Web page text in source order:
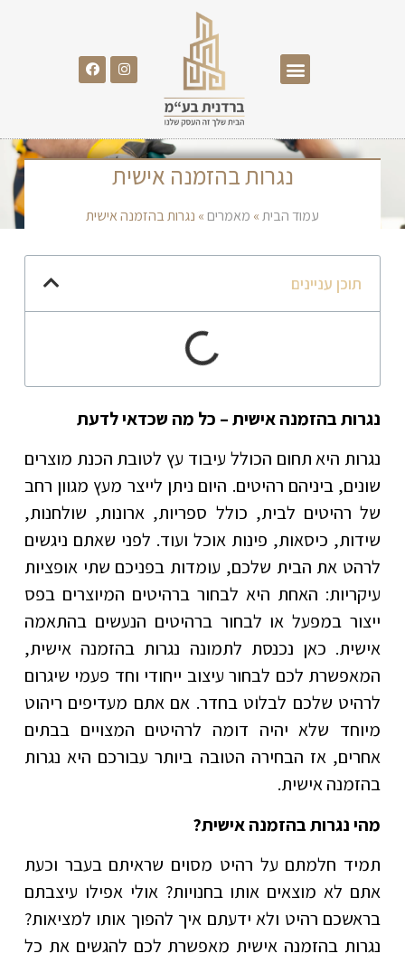
נגרות בהזמנה אישית
עמוד הבית» מאמרים » נגרות בהזמנה אישית
תוכן עניינים
נגרות בהזמנה אישית – כל מה שכדאי לדעת
נגרות היא תחום הכולל עיבוד עץ לטובת הכנת מוצרים
שונים, ביניהם רהיטים. היום ניתן לייצר מעץ מגוון רחב
של רהיטים לבית, כולל ספריות, ארונות, שולחנות,
שידות, כיסאות, פינות אוכל ועוד. לפני שאתם ניגשים
לרהט את הבית שלכם, עומדות בפניכם שתי אופציות
עיקריות: האחת היא לבחור ברהיטים המיוצרים בפס
ייצור במפעל או לבחור ברהיטים הנעשים בהתאמה
אישית. כאן נכנסת לתמונה נגרות בהזמנה אישית,
המאפשרת לכם לבחור עיצוב ייחודי וחד פעמי שיגרום
לרהיט שלכם לבלוט בחדר. אם אתם מעדיפים ריהוט
מיוחד שלא יהיה דומה לרהיטים המצויים בבתים
אחרים, אז הבחירה הטובה ביותר עבורכם היא נגרות
בהזמנה אישית.
מהי נגרות בהזמנה אישית?
תמיד חלמתם על רהיט מסוים שראיתם בעבר וכעת
אתם לא מוצאים אותו בחנויות? אולי אפילו עיצבתם
בראשכם רהיט ולא ידעתם איך להפוך אותו למציאות?
נגרות בהזמנה אישית מאפשרת לכם להגשים את כל